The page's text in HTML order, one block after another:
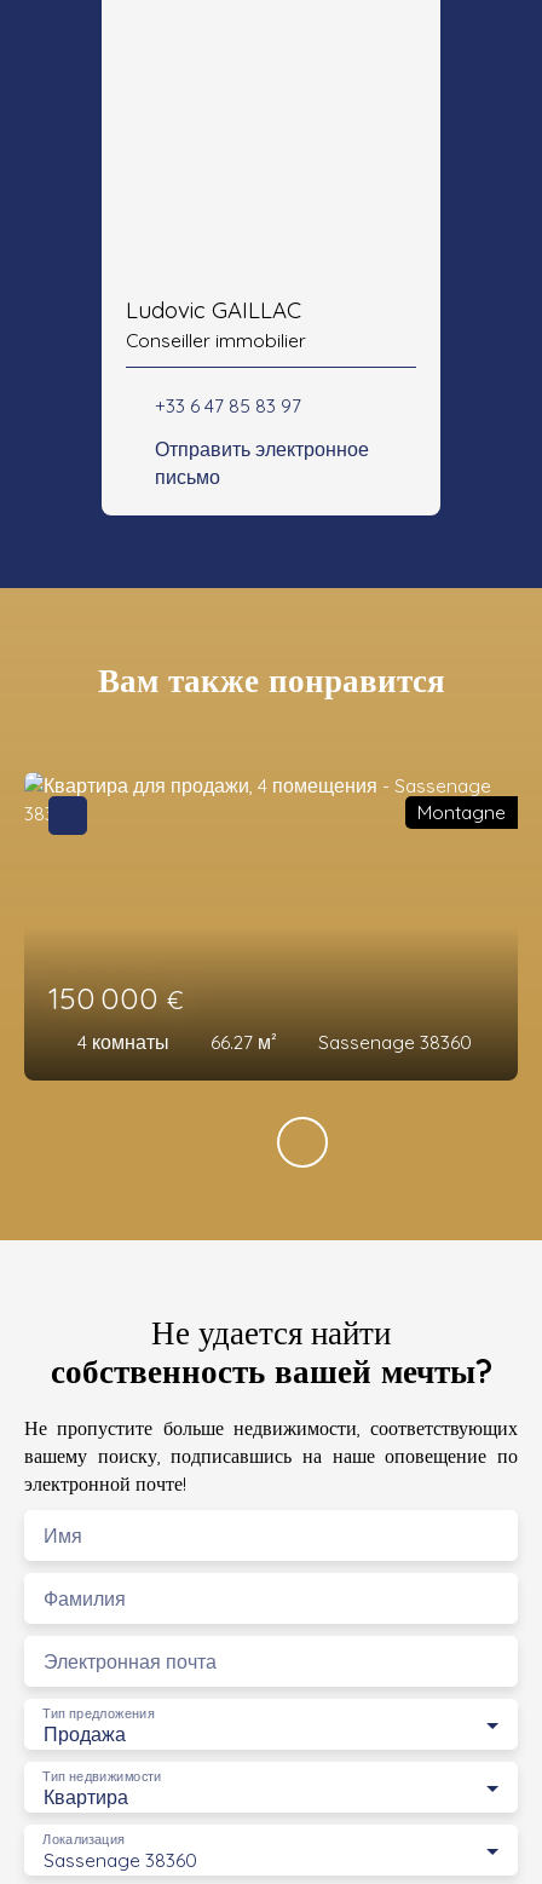
Ludovic GAILLAC
Conseiller immobilier
+33 6 47 85 83 97
Отправить электронное
письмо
Вам также понравится
150 000 €
4 комнаты 66.27 м² Sassenage 38360
Montagne
Не удается найти
собственность вашей мечты?
Не пропустите больше недвижимости, соответствующих
вашему поиску, подписавшись на наше оповещение по
электронной почте!
Имя
Фамилия
Электронная почта
Продажа
Тип предложения
Квартира
Тип недвижимости
Sassenage 38360
Локализация